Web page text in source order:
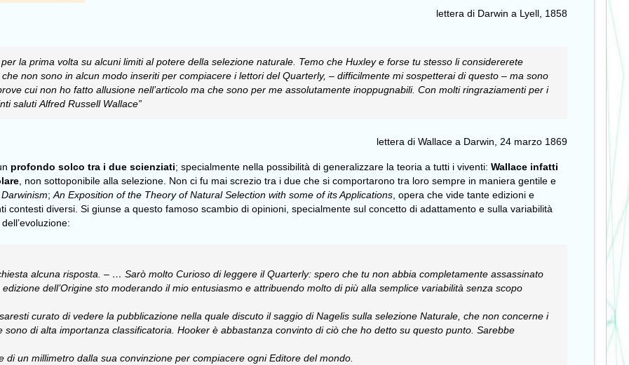
lettera di Darwin a Lyell, 1858
la prima volta su alcuni limiti al potere della selezione naturale. Temo che Huxley e forse tu stesso li considererete
non sono in alcun modo inseriti per compiacere i lettori del Quarterly, – difficilmente mi sospetterai di questo – ma sono
cui non ho fatto allusione nell’articolo ma che sono per me assolutamente inoppugnabili. Con molti ringraziamenti per i
saluti Alfred Russell Wallace”
lettera di Wallace a Darwin, 24 marzo 1869
profondo solco tra i due scienziati; specialmente nella possibilità di generalizzare la teoria a tutti i viventi: Wallace infatti
, non sottoponibile alla selezione. Non ci fu mai screzio tra i due che si comportarono tra loro sempre in maniera gentile e
Darwinism; An Exposition of the Theory of Natural Selection with some of its Applications , opera che vide tante edizioni e
contesti diversi. Si giunse a questo famoso scambio di opinioni, specialmente sul concetto di adattamento e sulla variabilità
alcuna risposta. – … Sarò molto Curioso di leggere il Quarterly: spero che tu non abbia completamente assassinato
dell’Origine sto moderando il mio entusiasmo e attribuendo molto di più alla semplice variabilità senza scopo
curato di vedere la pubblicazione nella quale discuto il saggio di Nagelis sulla selezione Naturale, che non concerne i
di alta importanza classificatoria. Hooker è abbastanza convinto di ciò che ho detto su questo punto. Sarebbe
di un millimetro dalla sua convinzione per compiacere ogni Editore del mondo.